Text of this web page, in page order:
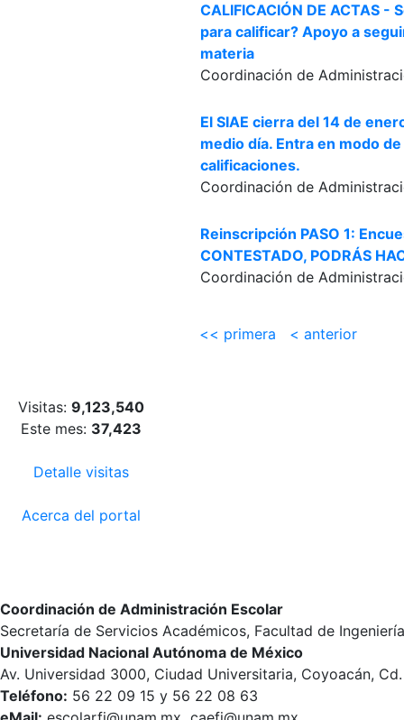
CALIFICACIÓN DE ACTAS
para calificar? Apoyo a
materia
Coordinación de
El SIAE cierra del 14 de
medio día. Entra en modo
calificaciones.
Coordinación de
Reinscripción PASO 1:
CONTESTADO, PODRÁS
Coordinación de
<< primera < anterior
Visitas: 9,123,540
Este mes: 37,423
Detalle visitas
Acerca del portal
Coordinación de Administración Escolar
Secretaría de Servicios Académicos, Facultad de Ingeniería
Universidad Nacional Autónoma de México
Av. Universidad 3000, Ciudad Universitaria, Coyoacán,
Teléfono: 56 22 09 15 y 56 22 08 63